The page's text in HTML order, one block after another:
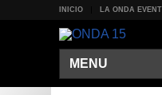
INICIO LA ONDA
MENU